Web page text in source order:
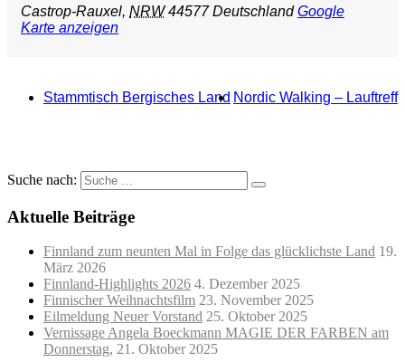
Castrop-Rauxel, NRW 44577 Deutschland Google
Karte anzeigen
Stammtisch Bergisches Land Nordic Walking – Lauftreff
Suche nach:
Aktuelle Beiträge
Finnland zum neunten Mal in Folge das glücklichste Land 19.
März 2026
Finnland-Highlights 2026 4. Dezember 2025
Finnischer Weihnachtsfilm 23. November 2025
Eilmeldung Neuer Vorstand 25. Oktober 2025
Vernissage Angela Boeckmann MAGIE DER FARBEN am
Donnerstag, 21. Oktober 2025